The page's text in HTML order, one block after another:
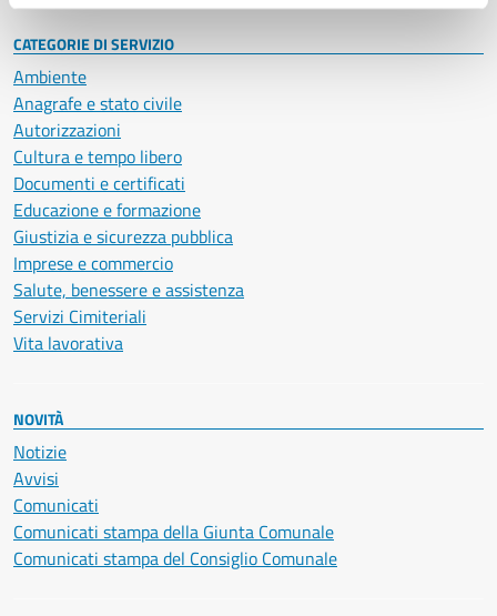
CATEGORIE DI SERVIZIO
Ambiente
Anagrafe e stato civile
Autorizzazioni
Cultura e tempo libero
Documenti e certificati
Educazione e formazione
Giustizia e sicurezza pubblica
Imprese e commercio
Salute, benessere e assistenza
Servizi Cimiteriali
Vita lavorativa
NOVITÀ
Notizie
Avvisi
Comunicati
Comunicati stampa della Giunta Comunale
Comunicati stampa del Consiglio Comunale